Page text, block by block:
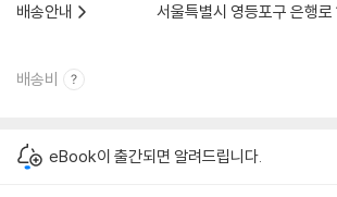
배송안내
서울특별시 영등포구 은행로
배송비
eBook이 출간되면 알려드립니다.